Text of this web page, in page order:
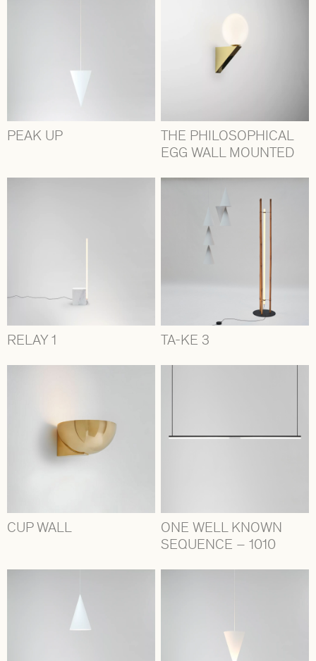
PEAK UP
THE PHILOSOPHICAL
EGG WALL MOUNTED
RELAY 1 TA-KE 3
CUP WALL
ONE WELL KNOWN
SEQUENCE – 1010